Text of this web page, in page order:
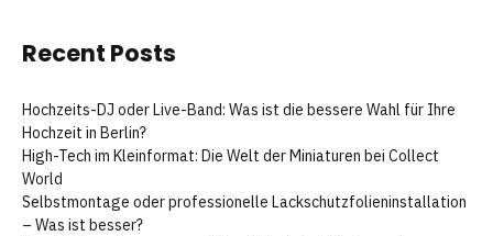
Recent Posts
Hochzeits-DJ oder Live-Band: Was ist die bessere Wahl für Ihre
Hochzeit in Berlin?
High-Tech im Kleinformat: Die Welt der Miniaturen bei Collect
World
Selbstmontage oder professionelle Lackschutzfolieninstallation
– Was ist besser?